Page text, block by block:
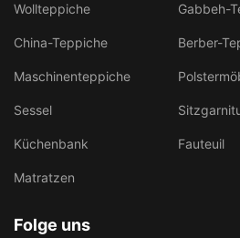
Wollteppiche Gabbeh-
China-Teppiche Berber-
Maschinenteppiche
Sessel
Küchenbank Fauteuil
Matratzen
Folge uns